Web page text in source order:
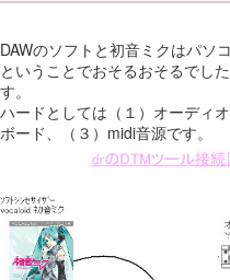
DAWのソフトと初音ミクはパソ
ということでおそるおそるでし
す。
ハードとしては（１）オーディ
ボード、（３）midi音源です。